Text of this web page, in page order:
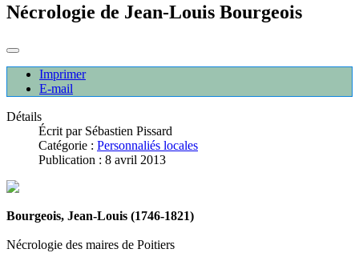
Nécrologie de Jean-Louis Bourgeois
Imprimer
E-mail
Détails
Écrit par Sébastien Pissard
Catégorie : Personnaliés locales
Publication : 8 avril 2013
Bourgeois, Jean-Louis (1746-1821)
Nécrologie des maires de Poitiers